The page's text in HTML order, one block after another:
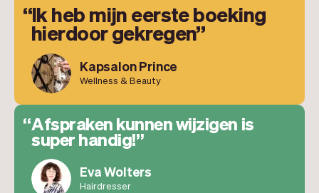
Ik heb mijn eerste boeking
hierdoor gekregen
Kapsalon Prince
Wellness & Beauty
Afspraken kunnen wijzigen is
super handig!
Eva Wolters
Hairdresser